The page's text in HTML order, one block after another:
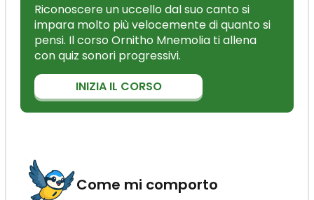
Riconoscere un uccello dal suo canto si
impara molto più velocemente di quanto si
pensi. Il corso Ornitho Mnemolia ti allena
con quiz sonori progressivi.
INIZIA IL CORSO
Come mi comporto